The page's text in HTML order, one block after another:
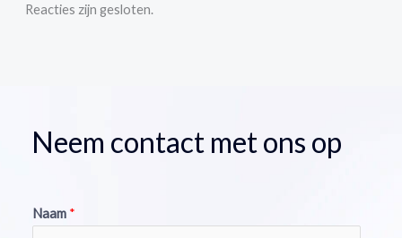
Reacties zijn gesloten.
Neem contact met ons op
Naam *